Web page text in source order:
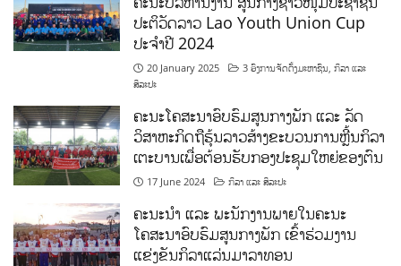
ປະຕິວັດລາວ Lao Youth Union Cup
ປະຈຳປີ 2024
20 January 2025 3 ອົງການຈັດຕັ້ງມະຫາຊົນ ,ກິລາ ແລະ
ສິລະປະ
ຄະນະໂຄສະນາອົບຮົມສູນກາງພັກ ແລະ ລັດ
ວິສາຫະກິດຖືຮຸ້ນລາວສ້າງຂະບວນການຫຼີ້ນກິລາ
ເຕະບານເພື່ອຕ້ອນຮັບກອງປະຊຸມໃຫຍ່ຂອງຕົນ
17 June 2024 ກິລາ ແລະ ສິລະປະ
ຄະນະນຳ ແລະ ພະນັກງານພາຍໃນຄະນະ
ໂຄສະນາອົບຮົມສູນກາງພັກ ເຂົ້າຮ່ວມງານ
ແຂ່ງຂັນກິລາແລ່ນມາລາທອນ